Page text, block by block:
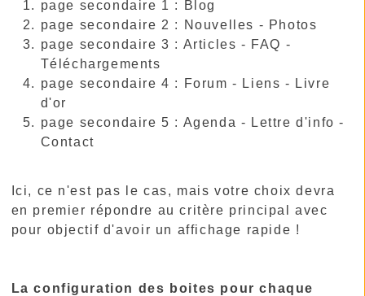
page secondaire 1 : Blog
page secondaire 2 : Nouvelles - Photos
page secondaire 3 : Articles - FAQ -
Téléchargements
page secondaire 4 : Forum - Liens - Livre
d'or
page secondaire 5 : Agenda - Lettre d'info -
Contact
Ici, ce n'est pas le cas, mais votre choix devra
en premier répondre au critère principal avec
pour objectif d'avoir un affichage rapide !
La configuration des boites pour chaque